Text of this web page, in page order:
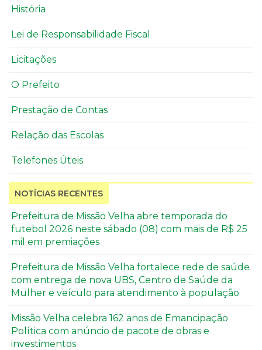
História
Lei de Responsabilidade Fiscal
Licitações
O Prefeito
Prestação de Contas
Relação das Escolas
Telefones Úteis
NOTÍCIAS RECENTES
Prefeitura de Missão Velha abre temporada do
futebol 2026 neste sábado (08) com mais de R$ 25
mil em premiações
Prefeitura de Missão Velha fortalece rede de saúde
com entrega de nova UBS, Centro de Saúde da
Mulher e veículo para atendimento à população
Missão Velha celebra 162 anos de Emancipação
Política com anúncio de pacote de obras e
investimentos